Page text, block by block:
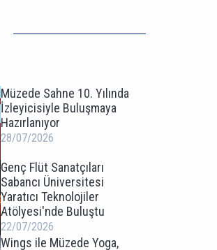
Müzede Sahne 10. Yılında
İzleyicisiyle Buluşmaya
Hazırlanıyor
28/07/2026
Genç Flüt Sanatçıları
Sabancı Üniversitesi
Yaratıcı Teknolojiler
Atölyesi'nde Buluştu
22/07/2026
Wings ile Müzede Yoga,